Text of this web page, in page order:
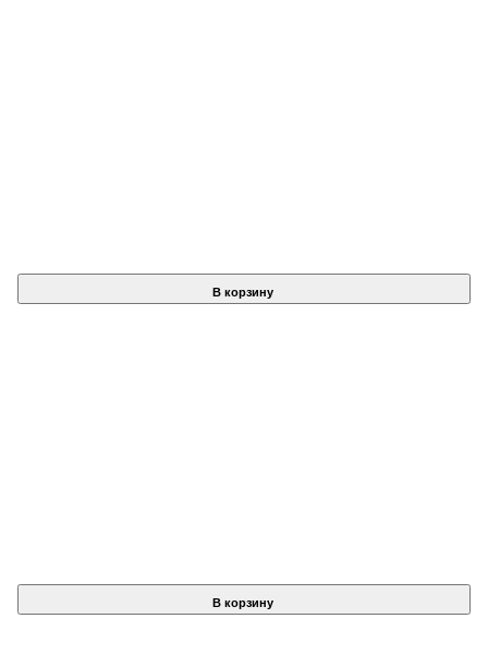
В корзину
В корзину